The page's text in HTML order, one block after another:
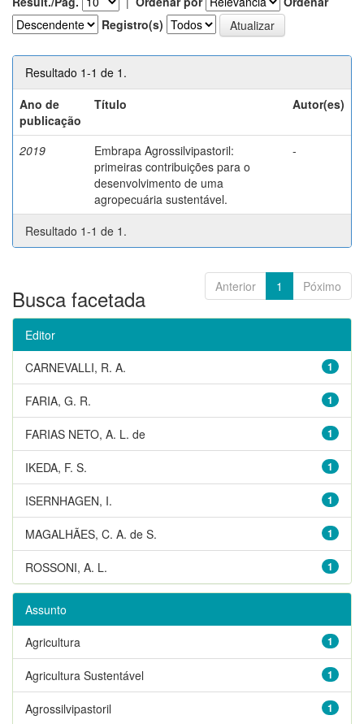
Registro(s)
Resultado 1-1 de 1.
Ano de
publicação
Título Autor(es)
2019
Embrapa Agrossilvipastoril:
primeiras contribuições para o
desenvolvimento de uma
agropecuária sustentável.
-
Resultado 1-1 de 1.
Anterior 1 Póximo
Busca facetada
Editor
1
CARNEVALLI, R. A.
1
FARIA, G. R.
1
FARIAS NETO, A. L. de
1
IKEDA, F. S.
1
ISERNHAGEN, I.
1
MAGALHÃES, C. A. de S.
1
ROSSONI, A. L.
Assunto
1
Agricultura
1
Agricultura Sustentável
1
Agrossilvipastoril